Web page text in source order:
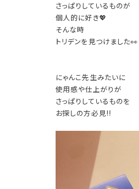
さっぱりしているものが
個人的に好き💖
そんな時
トリデンを見つけました👀
にゃんこ先生みたいに
使用感や仕上がりが
さっぱりしているものを
お探しの方必見!!